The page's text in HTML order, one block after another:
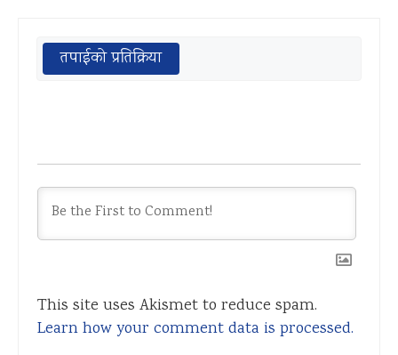
तपाईको प्रतिक्रिया
This site uses Akismet to reduce spam.
Learn how your comment data is processed.